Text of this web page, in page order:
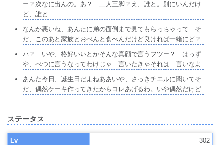
ー？次なに出んの。あ？ 二人三脚？え、誰と。別にいんだけ
ど、誰と
なんか悪いね、あんたに弟の面倒まで見てもらっちゃって…そ
だ、このあと家族とおべんと食べんだけど良ければ一緒にど？
ハ？ いや、格好いいとかそんな真顔で言うフツー？ はっず
や、べつに言うなってわけじゃ…言いたきゃそれは…言いなよ
あんた今日、誕生日だよねああいや、さっきチエルに聞いてそ
だ、偶然ケーキ作ってきたからコレあげるわ。いや偶然だけど
ステータス
Lv 302